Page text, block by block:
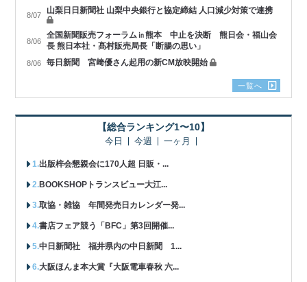
8/07 山梨日日新聞社 山梨中央銀行と協定締結 人口減少対策で連携
8/06
全国新聞販売フォーラム㏌熊本 中止を決断 熊日会・福山会
長 熊日本社・髙村販売局長「断腸の思い」
8/06 毎日新聞 宮﨑優さん起用の新CM放映開始
一覧へ
【総合ランキング1〜10】
今日 今週 一ヶ月
出版梓会懇親会に170人超 日販・...
BOOKSHOPトランスビュー大江...
取協・雑協 年間発売日カレンダー発...
書店フェア競う「BFC」第3回開催...
中日新聞社 福井県内の中日新聞 1...
大阪ほんま本大賞『大阪電車春秋 六...